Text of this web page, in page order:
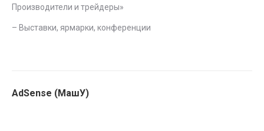
Производители и трейдеры»
– Выставки, ярмарки, конференции
AdSense (МашУ)